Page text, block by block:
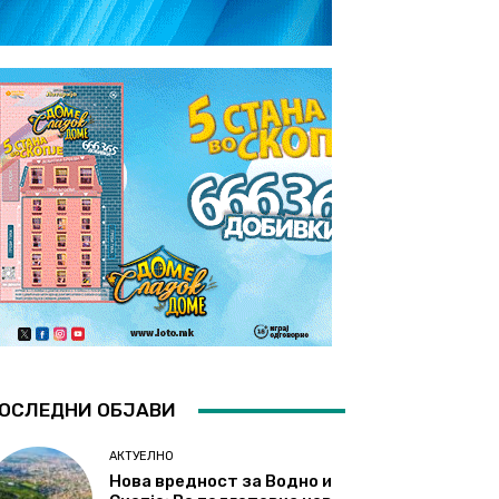
ОБЈАВИ
АКТУЕЛНО
Нова вредност за Водно и